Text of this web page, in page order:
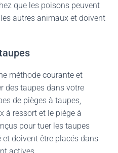
que les poisons peuvent
autres animaux et doivent
méthode courante et
des taupes dans votre
de pièges à taupes,
à ressort et le piège à
pour tuer les taupes
doivent être placés dans